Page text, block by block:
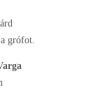
grófot.